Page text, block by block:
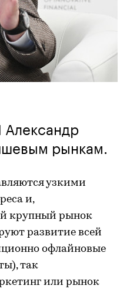
рынкам.
узкими
и,
крупный рынок
развитие всей
офлайновые
так
или рынок